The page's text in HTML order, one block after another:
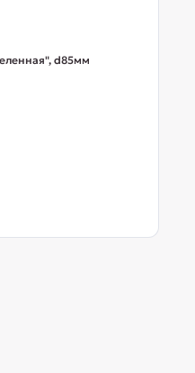
d85мм